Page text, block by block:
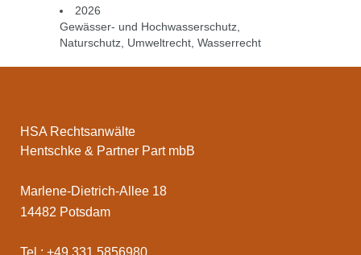
2026
Gewässer- und Hochwasserschutz
Naturschutz Umweltrecht Wasserrecht
HSA Rechtsanwälte
Hentschke & Partner Part mbB
Marlene-Dietrich-Allee 18
14482 Potsdam
Tel.: +49 331 5856980